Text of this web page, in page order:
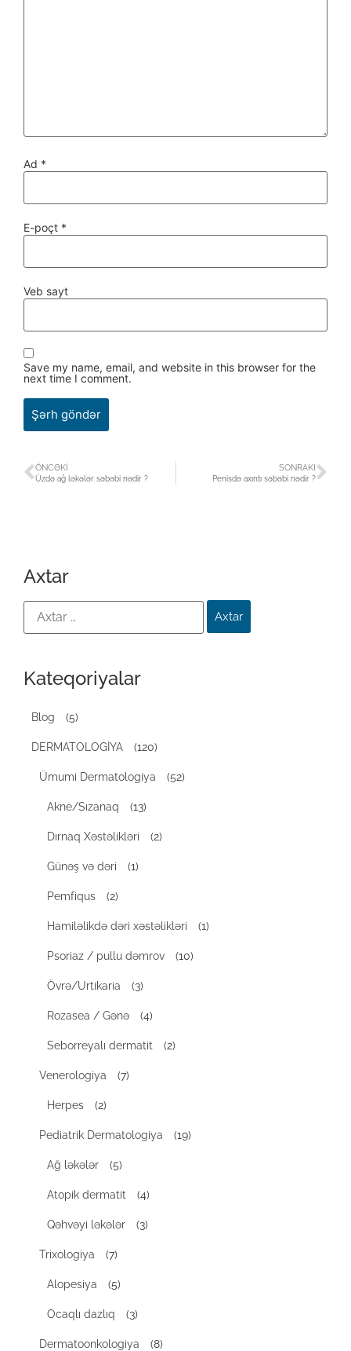
Ad *
E-poçt *
Veb sayt
Save my name, email, and website in this browser for the
next time I comment.
ÖNCƏKI
Üzdə ağ ləkələr səbəbi nədir ?
SONRAKI
Penisdə axıntı səbəbi nədir ?
Axtar
Kateqoriyalar
Blog (5)
DERMATOLOGİYA (120)
Ümumi Dermatologiya (52)
Akne/Sızanaq (13)
Dırnaq Xəstəlikləri (2)
Günəş və dəri (1)
Pemfiqus (2)
Hamiləlikdə dəri xəstəlikləri (1)
Psoriaz / pullu dəmrov (10)
Övrə/Urtikaria (3)
Rozasea / Gənə (4)
Seborreyalı dermatit (2)
Venerologiya (7)
Herpes (2)
Pediatrik Dermatologiya (19)
Ağ ləkələr (5)
Atopik dermatit (4)
Qəhvəyi ləkələr (3)
Trixologiya (7)
Alopesiya (5)
Ocaqlı dazlıq (3)
Dermatoonkologiya (8)